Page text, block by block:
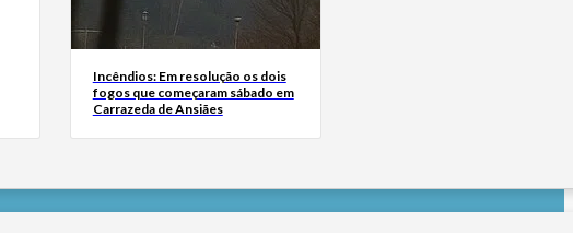
Incêndios: Em resolução os dois
fogos que começaram sábado em
Carrazeda de Ansiães